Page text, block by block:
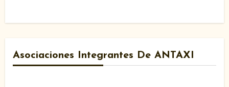
Asociaciones Integrantes De ANTAXI